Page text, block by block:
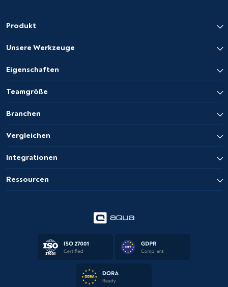
Produkt
Unsere Werkzeuge
Eigenschaften
Teamgröße
Branchen
Vergleichen
Integrationen
Ressourcen